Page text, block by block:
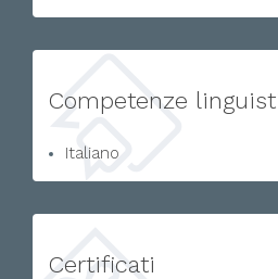
Competenze
Italiano
Certificati